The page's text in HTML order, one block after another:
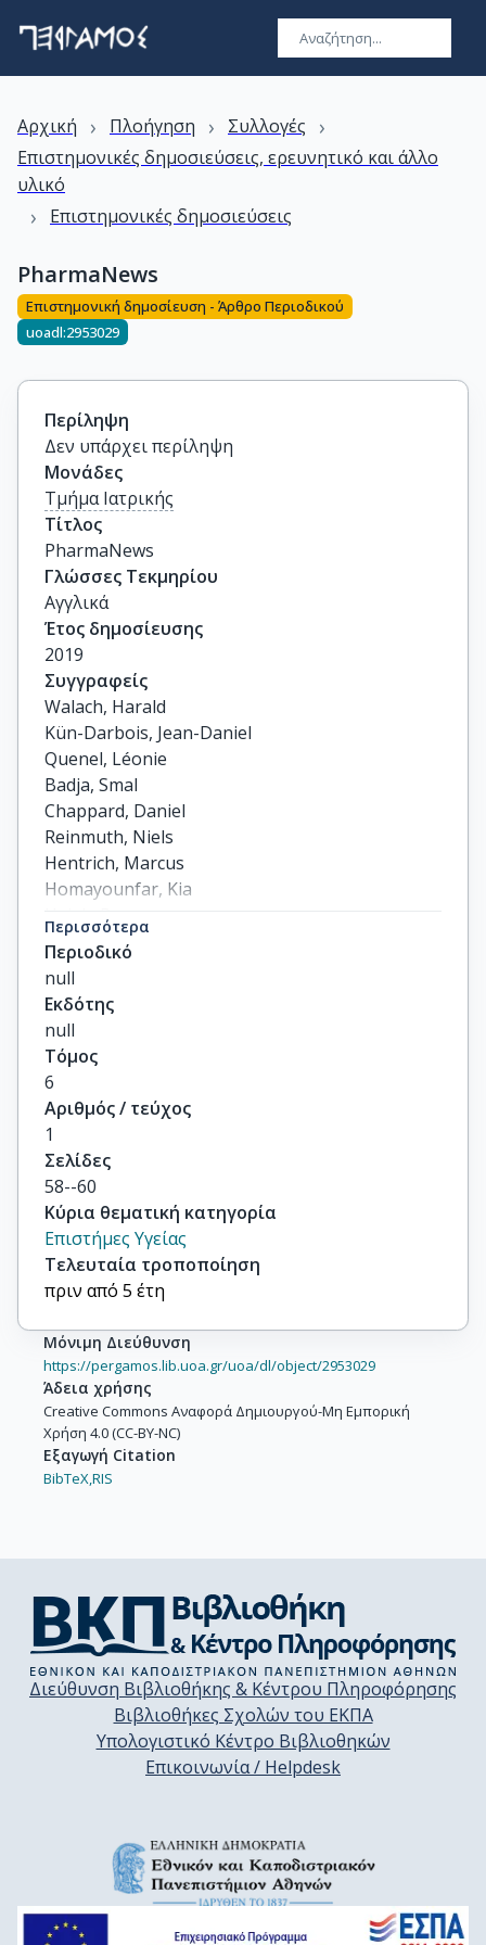
Αρχική › Πλοήγηση › Συλλογές ›
Επιστημονικές δημοσιεύσεις, ερευνητικό και άλλο
υλικό
› Επιστημονικές δημοσιεύσεις
PharmaNews
Επιστημονική δημοσίευση - Άρθρο Περιοδικού
uoadl:2953029
Περίληψη
Δεν υπάρχει περίληψη
Μονάδες
Τμήμα Ιατρικής
Τίτλος
PharmaNews
Γλώσσες Τεκμηρίου
Αγγλικά
Έτος δημοσίευσης
2019
Συγγραφείς
Walach, Harald
Kün-Darbois, Jean-Daniel
Quenel, Léonie
Badja, Smal
Chappard, Daniel
Reinmuth, Niels
Hentrich, Marcus
Homayounfar, Kia
Hajek, Roman
Dimopoulos, Meletios A
others
Περισσότερα
Περιοδικό
null
Εκδότης
null
Τόμος
6
Αριθμός / τεύχος
1
Σελίδες
58--60
Κύρια θεματική κατηγορία
Επιστήμες Υγείας
Τελευταία τροποποίηση
πριν από 5 έτη
Μόνιμη Διεύθυνση
https://pergamos.lib.uoa.gr/uoa/dl/object/2953029
Άδεια χρήσης
Creative Commons Αναφορά Δημιουργού-Μη Εμπορική
Χρήση 4.0 (CC-BY-NC)
Εξαγωγή Citation
BibTeX,RIS
Διεύθυνση Βιβλιοθήκης & Κέντρου Πληροφόρησης
Βιβλιοθήκες Σχολών του ΕΚΠΑ
Υπολογιστικό Κέντρο Βιβλιοθηκών
Επικοινωνία / Helpdesk